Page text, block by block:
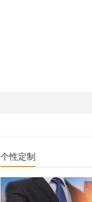
个性定制